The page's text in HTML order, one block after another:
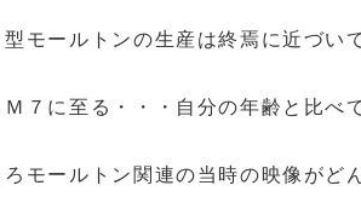
型モールトンの生産は終焉に近づい
Ｍ７に至る・・・自分の年齢と比べ
ろモールトン関連の当時の映像がど